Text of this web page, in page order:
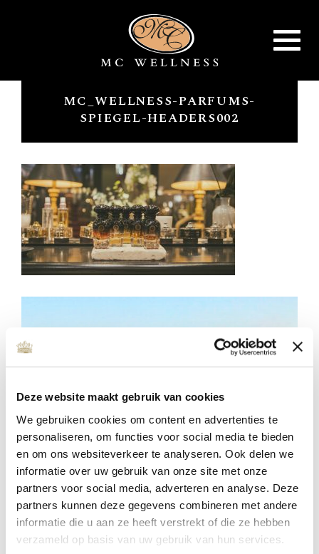
Deze website maakt gebruik van cookies
We gebruiken cookies om content en advertenties te
personaliseren, om functies voor social media te bieden
en om ons websiteverkeer te analyseren. Ook delen we
informatie over uw gebruik van onze site met onze
partners voor social media, adverteren en analyse. Deze
partners kunnen deze gegevens combineren met andere
informatie die u aan ze heeft verstrekt of die ze hebben
verzameld op basis van uw gebruik van hun services.
Toggle
MC_WELLNESS-PARFUMS-
SPIEGEL-HEADERS002
ENERGIZE YOUR SOUL –
DRIEDAAGSE RETRAITE
gepubliceerd op: 18 oktober 2022
lees meer